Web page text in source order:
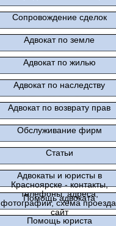
Сопровождение сделок
Адвокат по земле
Адвокат по жилью
Адвокат по наследству
Адвокат по возврату прав
Обслуживание фирм
Статьи
Адвокаты и юристы в
Красноярске - контакты,
телефоны, адреса,
фотографии, схема проезда,
сайт
Помощь адвоката
Помощь юриста